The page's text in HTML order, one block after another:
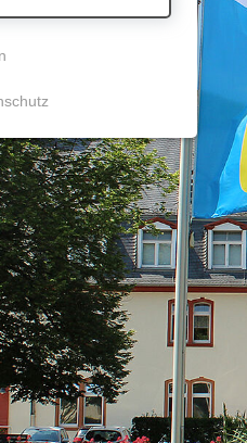
grundlegende
Funktion